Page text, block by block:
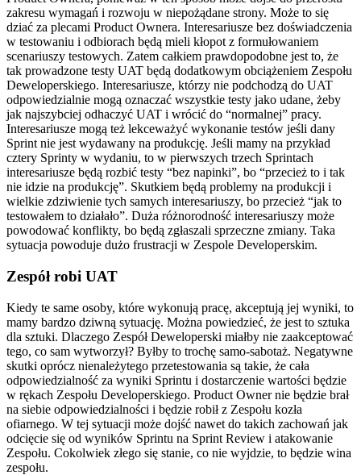
zakresu wymagań i rozwoju w niepożądane strony. Może to się
dziać za plecami Product Ownera. Interesariusze bez doświadczenia
w testowaniu i odbiorach będą mieli kłopot z formułowaniem
scenariuszy testowych. Zatem całkiem prawdopodobne jest to, że
tak prowadzone testy UAT będą dodatkowym obciążeniem Zespołu
Deweloperskiego. Interesariusze, którzy nie podchodzą do UAT
odpowiedzialnie mogą oznaczać wszystkie testy jako udane, żeby
jak najszybciej odhaczyć UAT i wrócić do “normalnej” pracy.
Interesariusze mogą też lekceważyć wykonanie testów jeśli dany
Sprint nie jest wydawany na produkcję. Jeśli mamy na przykład
cztery Sprinty w wydaniu, to w pierwszych trzech Sprintach
interesariusze będą rozbić testy “bez napinki”, bo “przecież to i tak
nie idzie na produkcję”. Skutkiem będą problemy na produkcji i
wielkie zdziwienie tych samych interesariuszy, bo przecież “jak to
testowałem to działało”. Duża różnorodność interesariuszy może
powodować konflikty, bo będą zgłaszali sprzeczne zmiany. Taka
sytuacja powoduje dużo frustracji w Zespole Developerskim.
Zespół robi UAT
Kiedy te same osoby, które wykonują pracę, akceptują jej wyniki, to
mamy bardzo dziwną sytuację. Można powiedzieć, że jest to sztuka
dla sztuki. Dlaczego Zespół Deweloperski miałby nie zaakceptować
tego, co sam wytworzył? Byłby to trochę samo-sabotaż. Negatywne
skutki oprócz nienależytego przetestowania są takie, że cała
odpowiedzialność za wyniki Sprintu i dostarczenie wartości będzie
w rękach Zespołu Developerskiego. Product Owner nie będzie brał
na siebie odpowiedzialności i będzie robił z Zespołu kozła
ofiarnego. W tej sytuacji może dojść nawet do takich zachowań jak
odcięcie się od wyników Sprintu na Sprint Review i atakowanie
Zespołu. Cokolwiek złego się stanie, co nie wyjdzie, to będzie wina
zespołu.